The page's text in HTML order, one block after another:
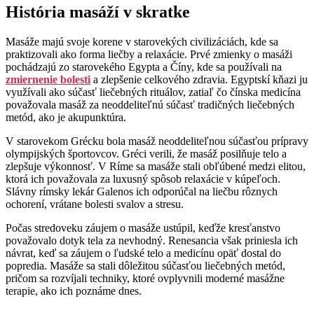
História masáží v skratke
Masáže majú svoje korene v starovekých civilizáciách, kde sa
praktizovali ako forma liečby a relaxácie. Prvé zmienky o masáži
pochádzajú zo starovekého Egypta a Číny, kde sa používali na
zmiernenie bolesti a zlepšenie celkového zdravia. Egyptskí kňazi ju
využívali ako súčasť liečebných rituálov, zatiaľ čo čínska medicína
považovala masáž za neoddeliteľnú súčasť tradičných liečebných
metód, ako je akupunktúra.
V starovekom Grécku bola masáž neoddeliteľnou súčasťou prípravy
olympijských športovcov. Gréci verili, že masáž posilňuje telo a
zlepšuje výkonnosť. V Ríme sa masáže stali obľúbené medzi elitou,
ktorá ich považovala za luxusný spôsob relaxácie v kúpeľoch.
Slávny rímsky lekár Galenos ich odporúčal na liečbu rôznych
ochorení, vrátane bolesti svalov a stresu.
Počas stredoveku záujem o masáže ustúpil, keďže kresťanstvo
považovalo dotyk tela za nevhodný. Renesancia však priniesla ich
návrat, keď sa záujem o ľudské telo a medicínu opäť dostal do
popredia. Masáže sa stali dôležitou súčasťou liečebných metód,
pričom sa rozvíjali techniky, ktoré ovplyvnili moderné masážne
terapie, ako ich poznáme dnes.